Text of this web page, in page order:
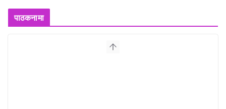
पाठकनामा